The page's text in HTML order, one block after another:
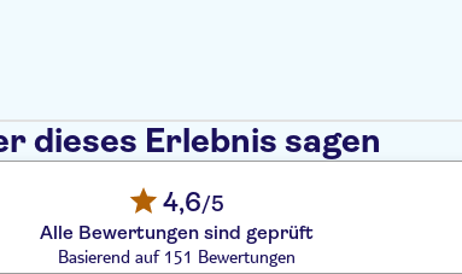
dieses Erlebnis sagen
4,6/5
Alle Bewertungen sind geprüft
Basierend auf 151 Bewertungen